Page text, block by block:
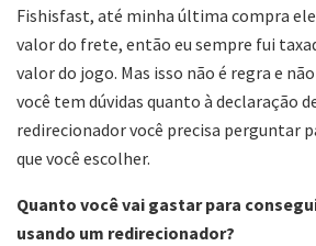
Fishisfast, até minha última compra
valor do frete, então eu sempre fui
valor do jogo. Mas isso não é regra e
você tem dúvidas quanto à declaração
redirecionador você precisa perguntar
que você escolher.
Quanto você vai gastar para
usando um redirecionador?